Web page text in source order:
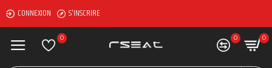
CONNEXION S'INSCRIRE
0 0 0